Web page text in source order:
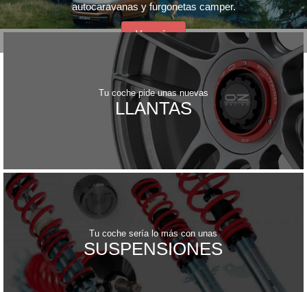
autocaravanas y furgonetas camper.
Ver más
Tu coche pide unas nuevas
LLANTAS
Tu coche sería lo más con unas
SUSPENSIONES